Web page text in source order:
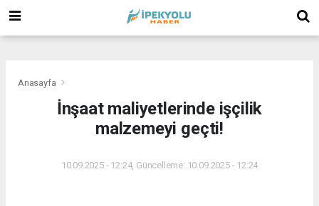
Anasayfa
İnşaat maliyetlerinde işçilik
malzemeyi geçti!
10.09.2025 - 12:24, Güncelleme: 10.09.2025 - 12:24